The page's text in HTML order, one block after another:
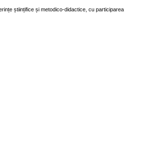
științifice și metodico-didactice, cu participarea